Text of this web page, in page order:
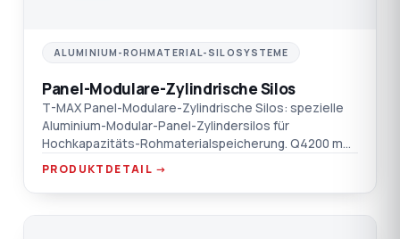
ALUMINIUM-ROHMATERIAL-SILOSYSTEME
Panel-Modulare-Zylindrische Silos
T-MAX Panel-Modulare-Zylindrische Silos: spezielle
Aluminium-Modular-Panel-Zylindersilos für
Hochkapazitäts-Rohmaterialspeicherung. Q4200 mm
und größer, einfache Installation mit unabhängigen
PRODUKTDETAIL →